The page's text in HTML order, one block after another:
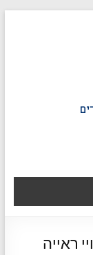
באתר
ראייה